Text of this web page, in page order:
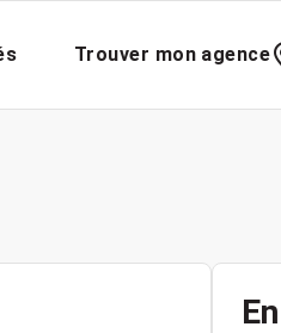
Trouver mon agence